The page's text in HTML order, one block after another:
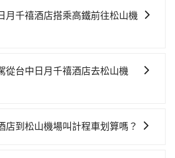
月千禧酒店搭乘高鐵前往松山機
！從最早06:05一直到23:03，台中-
班次高鐵可搭乘。假設從台中日月千
場購票並於月台排隊的時間約20分
從台中日月千禧酒店去松山機
停車費與租車費用都是不小開支。
店到松山機場叫計程車划算嗎？